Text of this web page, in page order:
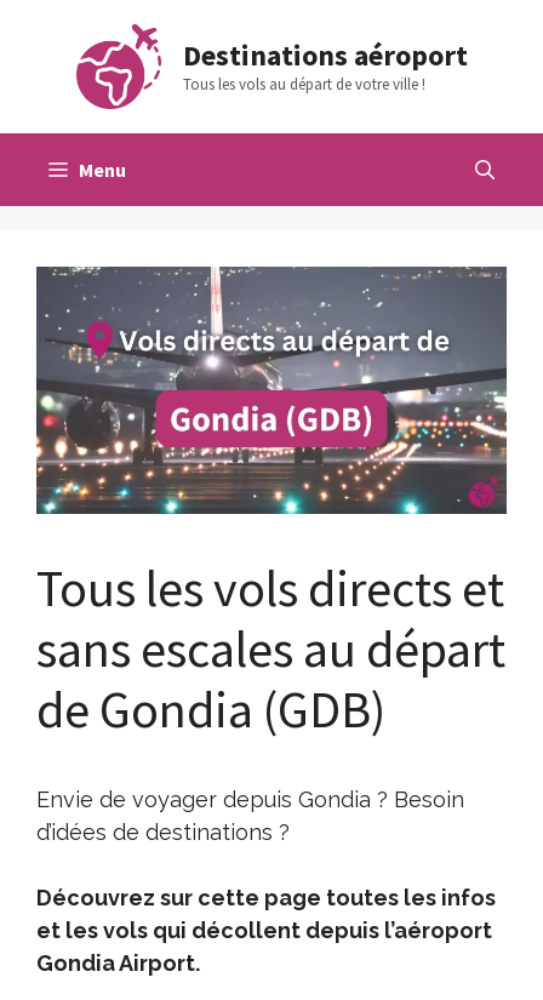
contenu
Destinations aéroport
Tous les vols au départ de votre ville !
Menu
Tous les vols directs et
sans escales au départ
de Gondia (GDB)
Envie de voyager depuis Gondia ? Besoin
d’idées de destinations ?
Découvrez sur cette page toutes les infos
et les vols qui décollent depuis l’aéroport
Gondia Airport.